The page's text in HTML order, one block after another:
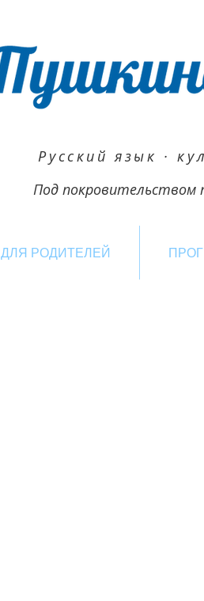
Русский язык ·
Под покровительством
ДЛЯ РОДИТЕЛЕЙ